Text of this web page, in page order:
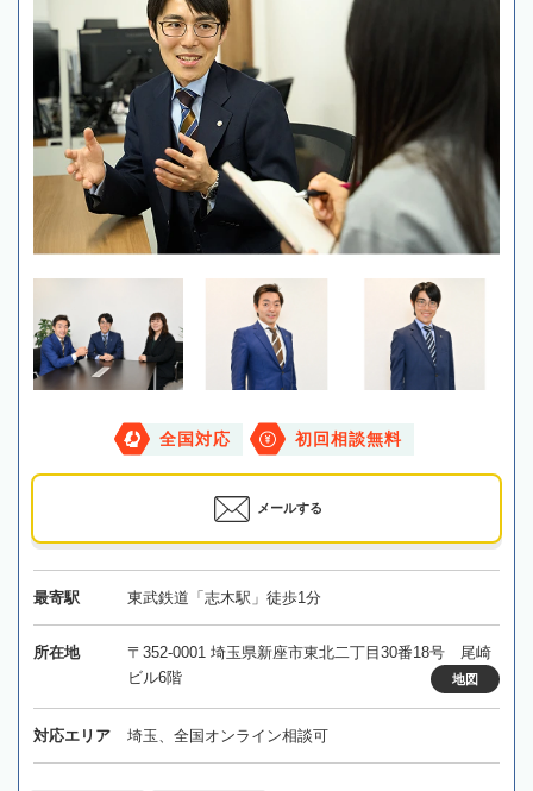
全国対応 初回相談無料
メールする
最寄駅 東武鉄道「志木駅」徒歩1分
所在地
〒352-0001 埼玉県新座市東北二丁目30番18号 尾崎
ビル6階
地図
対応エリア 埼玉、全国オンライン相談可